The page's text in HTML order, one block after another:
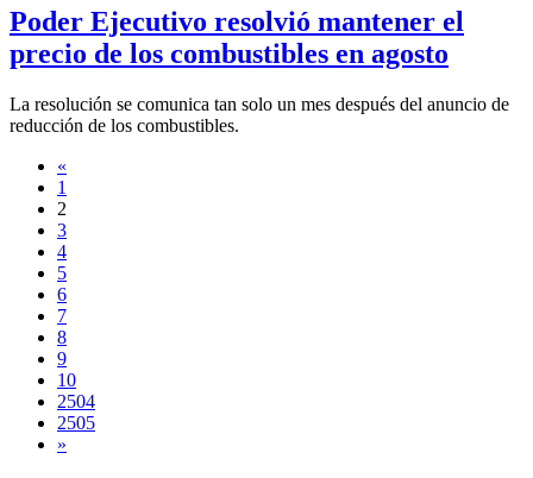
Poder Ejecutivo resolvió mantener el
precio de los combustibles en agosto
La resolución se comunica tan solo un mes después del anuncio de
reducción de los combustibles.
«
1
2
3
4
5
6
7
8
9
10
2504
2505
»